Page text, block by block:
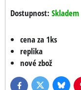
Dostupnost: Skladem
cena za 1ks
replika
nové zbož
FacebookTwitter Bluesky